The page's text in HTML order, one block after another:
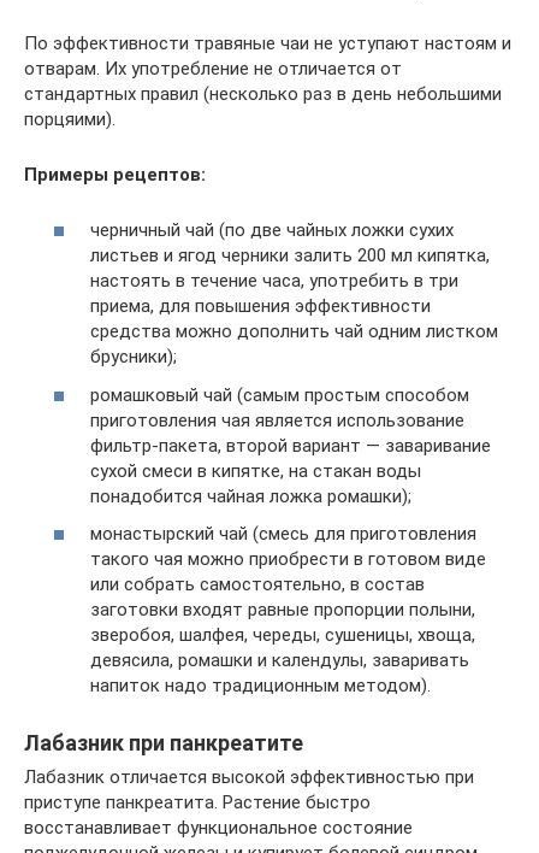
По эффективности травяные чаи не уступают настоям и
отварам. Их употребление не отличается от
стандартных правил (несколько раз в день небольшими
порцяими).
Примеры рецептов:
черничный чай (по две чайных ложки сухих
листьев и ягод черники залить 200 мл кипятка,
настоять в течение часа, употребить в три
приема, для повышения эффективности
средства можно дополнить чай одним листком
брусники);
ромашковый чай (самым простым способом
приготовления чая является использование
фильтр-пакета, второй вариант — заваривание
сухой смеси в кипятке, на стакан воды
понадобится чайная ложка ромашки);
монастырский чай (смесь для приготовления
такого чая можно приобрести в готовом виде
или собрать самостоятельно, в состав
заготовки входят равные пропорции полыни,
зверобоя, шалфея, череды, сушеницы, хвоща,
девясила, ромашки и календулы, заваривать
напиток надо традиционным методом).
Лабазник при панкреатите
Лабазник отличается высокой эффективностью при
приступе панкреатита. Растение быстро
восстанавливает функциональное состояние